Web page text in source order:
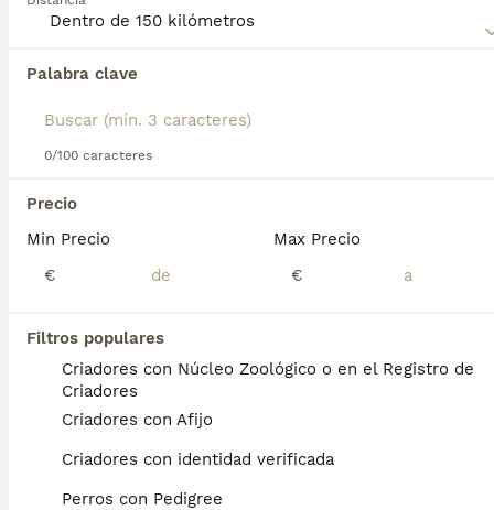
Palabra clave
0/100 caracteres
Precio
Min Precio
€
Max Precio
€
Filtros populares
Criadores con Núcleo Zoológico o en el Registro de
Criadores
Criadores con Afijo
Criadores con identidad verificada
Perros con Pedigree
consejos de compra de Manchester Terrier para obtener
Encontramos 0 Manchester Terrier Perros en
Si deseas exactamente esta búsqueda guarda tu
búsqueda y espera el resultado perfecto:
Preguntas frecuentes
¿Cómo es el carácter del
Manchester terrier?
Es un terrier típico en muchos aspectos:
tiene mucho carácter, puede ser terco, tenaz
y ladrador. También tiene todas las
cualidades de los terriers: es muy fiel a sus